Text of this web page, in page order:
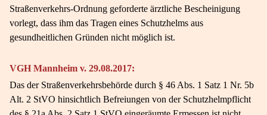
Straßenverkehrs-Ordnung geforderte ärztliche Bescheinigung
vorlegt, dass ihm das Tragen eines Schutzhelms aus
gesundheitlichen Gründen nicht möglich ist.
VGH Mannheim v. 29.08.2017:
Das der Straßenverkehrsbehörde durch § 46 Abs. 1 Satz 1 Nr. 5b
Alt. 2 StVO hinsichtlich Befreiungen von der Schutzhelmpflicht